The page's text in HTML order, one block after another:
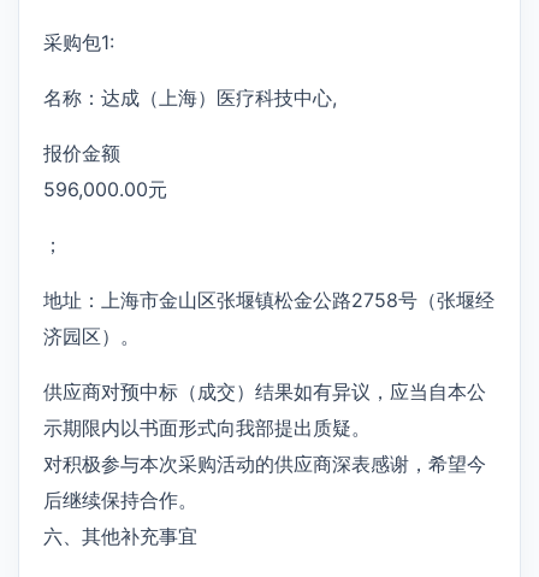
采购包1:
名称：达成（上海）医疗科技中心,
报价金额
596,000.00元
；
地址：上海市金山区张堰镇松金公路2758号（张堰经
济园区）。
供应商对预中标（成交）结果如有异议，应当自本公
示期限内以书面形式向我部提出质疑。
对积极参与本次采购活动的供应商深表感谢，希望今
后继续保持合作。
六、其他补充事宜